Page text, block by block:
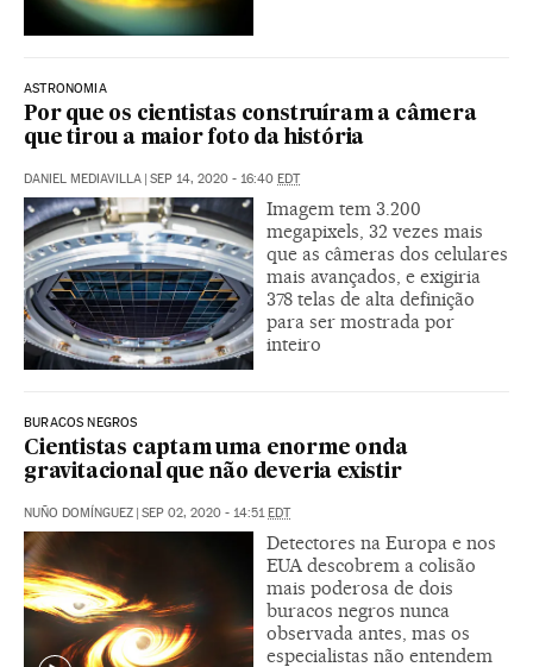
ASTRONOMIA
Por que os cientistas construíram a câmera
que tirou a maior foto da história
DANIEL MEDIAVILLA | SEP 14, 2020 - 16:40 EDT
Imagem tem 3.200
megapixels, 32 vezes mais
que as câmeras dos celulares
mais avançados, e exigiria
378 telas de alta definição
para ser mostrada por
inteiro
BURACOS NEGROS
Cientistas captam uma enorme onda
gravitacional que não deveria existir
NUÑO DOMÍNGUEZ | SEP 02, 2020 - 14:51EDT
Detectores na Europa e nos
EUA descobrem a colisão
mais poderosa de dois
buracos negros nunca
observada antes, mas os
especialistas não entendem